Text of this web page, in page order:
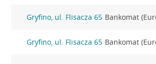
Gryfino, ul. Flisacza 65 Bankomat
Gryfino, ul. Flisacza 65 Bankomat